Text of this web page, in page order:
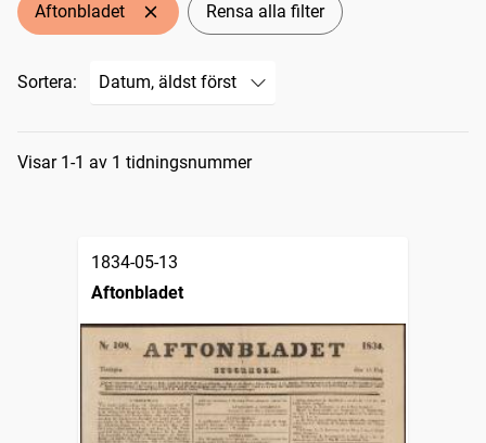
Aftonbladet Rensa alla filter
Sortera:
Sökresultat
Visar 1-1 av 1 tidningsnummer
1834-05-13
Aftonbladet